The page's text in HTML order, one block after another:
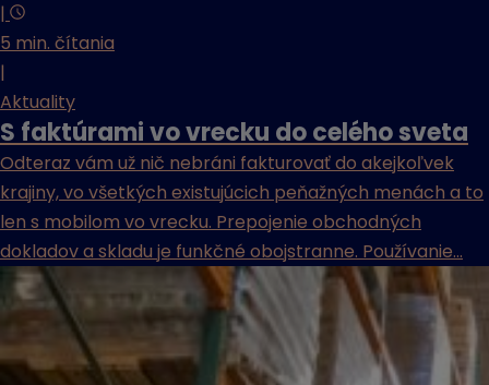
|
5 min. čítania
|
Aktuality
S faktúrami vo vrecku do celého sveta
Odteraz vám už nič nebráni fakturovať do akejkoľvek
krajiny, vo všetkých existujúcich peňažných menách a to
len s mobilom vo vrecku. Prepojenie obchodných
dokladov a skladu je funkčné obojstranne. Používanie...